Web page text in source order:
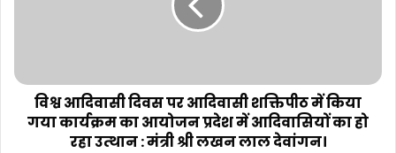
विश्व आदिवासी दिवस पर आदिवासी शक्तिपीठ में किया
गया कार्यक्रम का आयोजन प्रदेश में आदिवासियों का हो
रहा उत्थान : मंत्री श्री लखन लाल देवांगन।